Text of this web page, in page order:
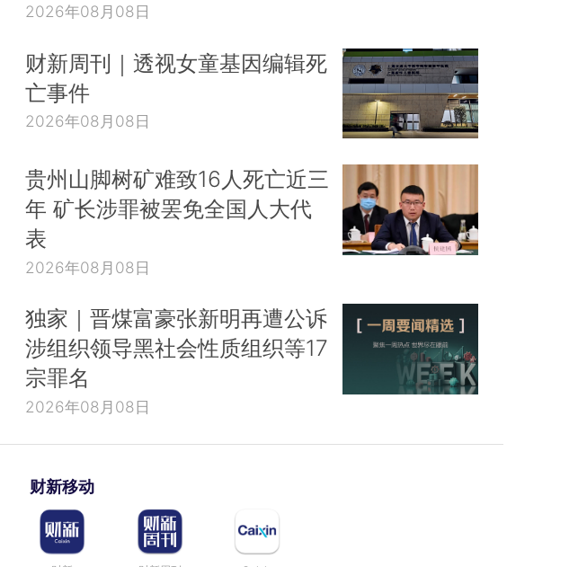
2026年08月08日
财新周刊｜透视女童基因编辑死
亡事件
2026年08月08日
贵州山脚树矿难致16人死亡近三
年 矿长涉罪被罢免全国人大代
表
2026年08月08日
独家｜晋煤富豪张新明再遭公诉
涉组织领导黑社会性质组织等17
宗罪名
2026年08月08日
财新移动